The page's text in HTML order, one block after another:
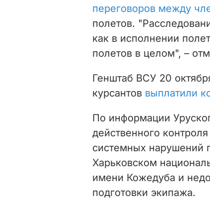
переговоров между
полетов.
как в исполнении
полетов в целом", –
Генштаб ВСУ 20
курсантов выплатили
По информации
действенного
системных нарушений
Харьковском
имени Кожедуба и
подготовки экипажа.